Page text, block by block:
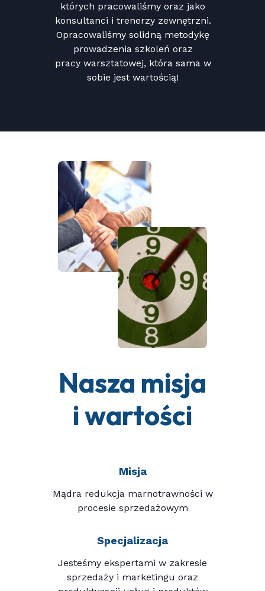
których pracowaliśmy oraz jako
konsultanci i trenerzy zewnętrzni.
Opracowaliśmy solidną metodykę
prowadzenia szkoleń oraz
pracy warsztatowej, która sama w
sobie jest wartością!
Nasza misja
i wartości
Misja
Mądra redukcja marnotrawności w
procesie sprzedażowym
Specjalizacja
Jesteśmy ekspertami w zakresie
sprzedaży i marketingu oraz